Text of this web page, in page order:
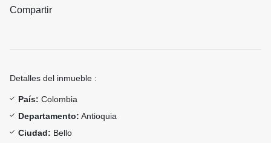
Compartir
Detalles del inmueble :
País: Colombia
Departamento: Antioquia
Ciudad: Bello